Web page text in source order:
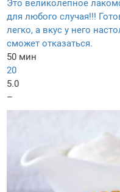
Это великолепное
для любого случая!!!
легко, а вкус у него
сможет отказаться.
50 мин
20
5.0
–